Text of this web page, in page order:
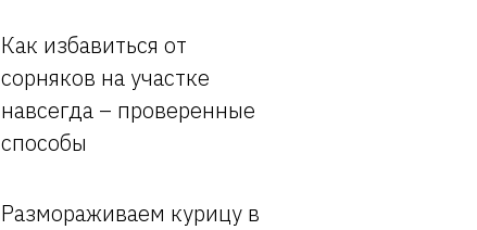
Как избавиться от
сорняков на участке
навсегда – проверенные
способы
Размораживаем курицу в